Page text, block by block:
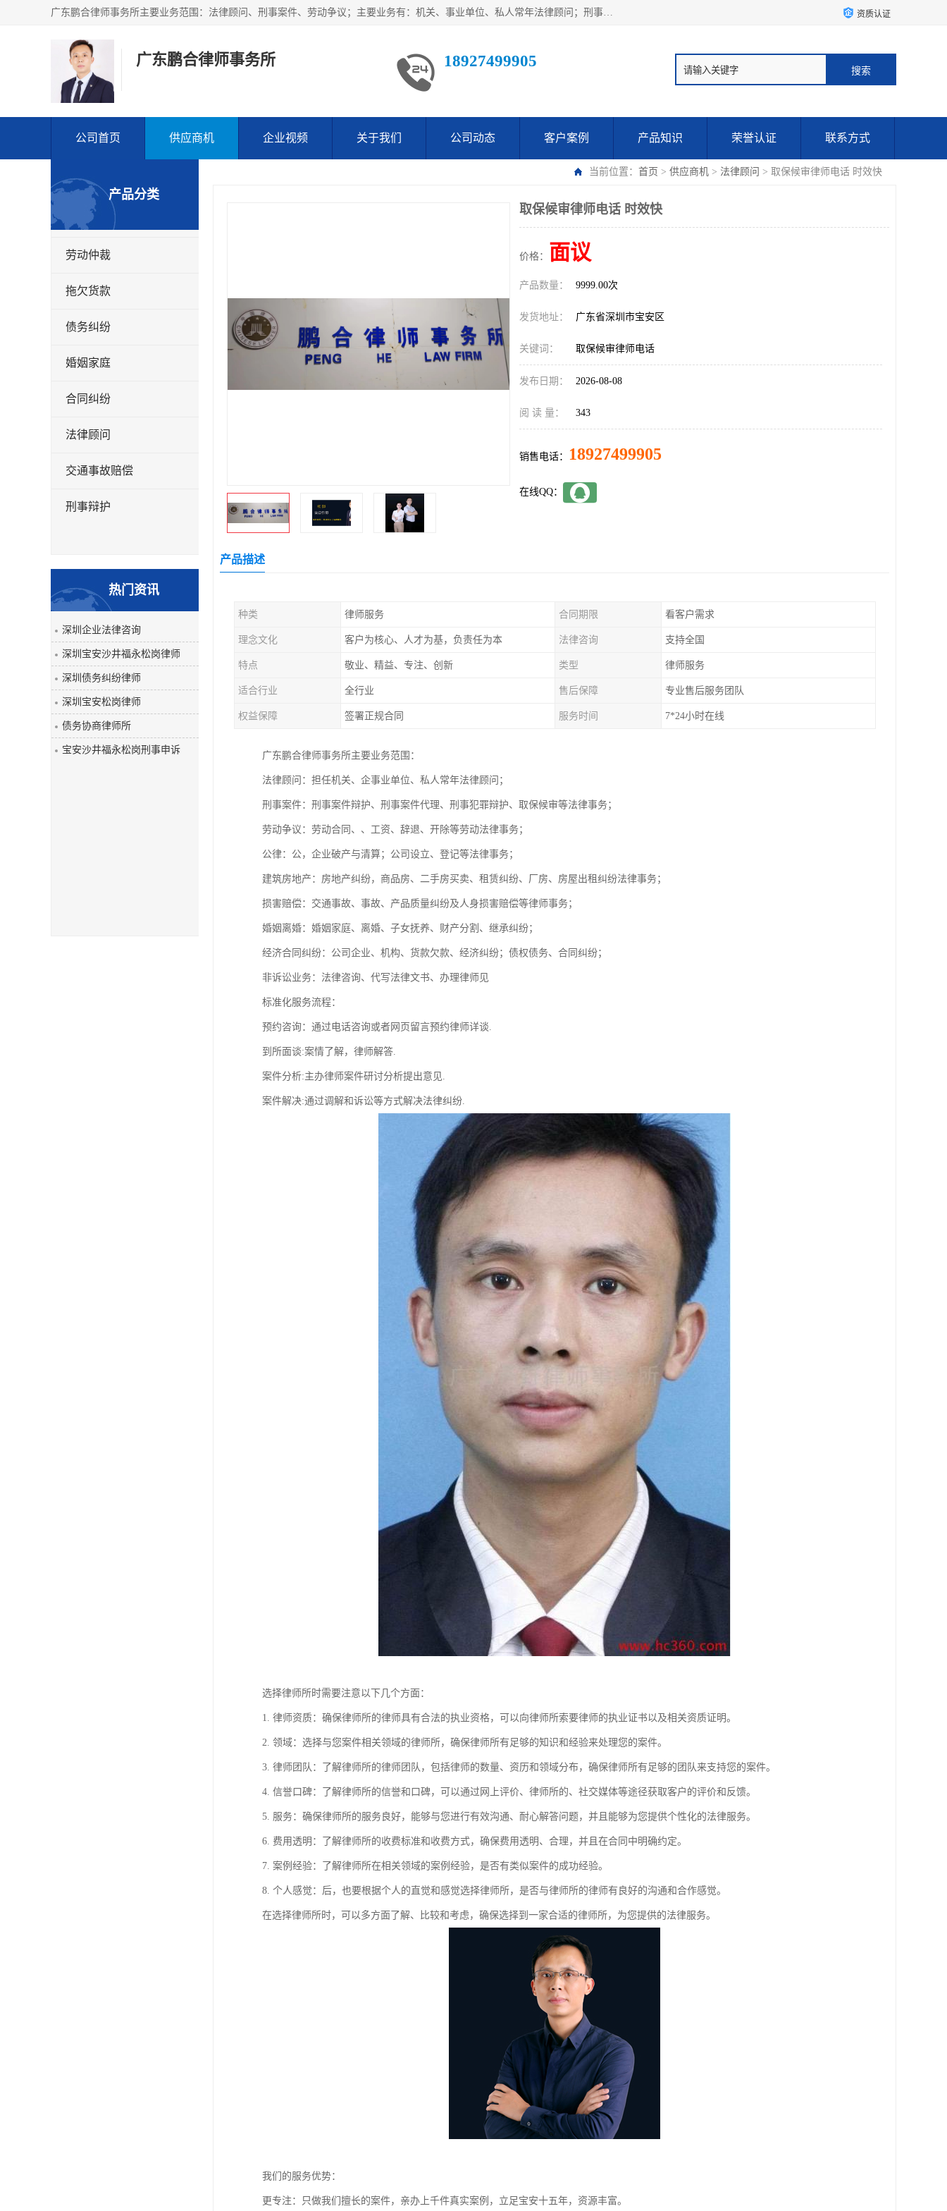
广东鹏合律师事务所主要业务范围：法律顾问、刑事案件、劳动争议；主要业务有：机关、事业单位、私人常年法律顾问；刑事案件辩护、案件代理、犯罪辩护、取保候审等法律事务；以及劳动合同、工伤、工资、辞退、开除等劳动法律事务；多年来，欧辉律师团队一直秉承“以信为本，以法为业”的执业理念，用自己的专业所长为当事人提供优质法律服务，深得当事人的一致好评及信赖。 资质认证
广东鹏合律师事务所 18927499905
公司首页 供应商机 企业视频 关于我们 公司动态 客户案例 产品知识 荣誉认证 联系方式
当前位置： 首页 > 供应商机 > 法律顾问 > 取保候审律师电话 时效快
产品分类
劳动仲裁
拖欠货款
债务纠纷
婚姻家庭
合同纠纷
法律顾问
交通事故赔偿
刑事辩护
热门资讯
深圳企业法律咨询
深圳宝安沙井福永松岗律师
深圳债务纠纷律师
深圳宝安松岗律师
债务协商律师所
宝安沙井福永松岗刑事申诉
取保候审律师电话 时效快
价格： 面议
产品数量： 9999.00次
发货地址： 广东省深圳市宝安区
关键词： 取保候审律师电话
发布日期： 2026-08-08
阅 读 量： 343
销售电话： 18927499905
在线QQ：
产品描述
种类 律师服务 合同期限 看客户需求
理念文化 客户为核心、人才为基，负责任为本 法律咨询 支持全国
特点 敬业、精益、专注、创新 类型 律师服务
适合行业 全行业 售后保障 专业售后服务团队
权益保障 签署正规合同 服务时间 7*24小时在线
广东鹏合律师事务所主要业务范围：
法律顾问：担任机关、企事业单位、私人常年法律顾问；
刑事案件：刑事案件辩护、刑事案件代理、刑事犯罪辩护、取保候审等法律事务；
劳动争议：劳动合同、、工资、辞退、开除等劳动法律事务；
公律：公，企业破产与清算；公司设立、登记等法律事务；
建筑房地产：房地产纠纷，商品房、二手房买卖、租赁纠纷、厂房、房屋出租纠纷法律事务；
损害赔偿：交通事故、事故、产品质量纠纷及人身损害赔偿等律师事务；
婚姻离婚：婚姻家庭、离婚、子女抚养、财产分割、继承纠纷；
经济合同纠纷：公司企业、机构、货款欠款、经济纠纷；债权债务、合同纠纷；
非诉讼业务：法律咨询、代写法律文书、办理律师见
标准化服务流程：
预约咨询：通过电话咨询或者网页留言预约律师详谈.
到所面谈:案情了解，律师解答.
案件分析:主办律师案件研讨分析提出意见.
案件解决:通过调解和诉讼等方式解决法律纠纷.
选择律师所时需要注意以下几个方面：
1. 律师资质：确保律师所的律师具有合法的执业资格，可以向律师所索要律师的执业证书以及相关资质证明。
2. 领域：选择与您案件相关领域的律师所，确保律师所有足够的知识和经验来处理您的案件。
3. 律师团队：了解律师所的律师团队，包括律师的数量、资历和领域分布，确保律师所有足够的团队来支持您的案件。
4. 信誉口碑：了解律师所的信誉和口碑，可以通过网上评价、律师所的、社交媒体等途径获取客户的评价和反馈。
5. 服务：确保律师所的服务良好，能够与您进行有效沟通、耐心解答问题，并且能够为您提供个性化的法律服务。
6. 费用透明：了解律师所的收费标准和收费方式，确保费用透明、合理，并且在合同中明确约定。
7. 案例经验：了解律师所在相关领域的案例经验，是否有类似案件的成功经验。
8. 个人感觉：后，也要根据个人的直觉和感觉选择律师所，是否与律师所的律师有良好的沟通和合作感觉。
在选择律师所时，可以多方面了解、比较和考虑，确保选择到一家合适的律师所，为您提供的法律服务。
我们的服务优势：
更专注：只做我们擅长的案件，亲办上千件真实案例，立足宝安十五年，资源丰富。